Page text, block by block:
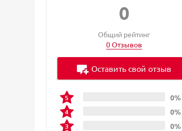
0
Общий рейтинг
0 Отзывов
0%
0%
0%
Оставить свой отзыв